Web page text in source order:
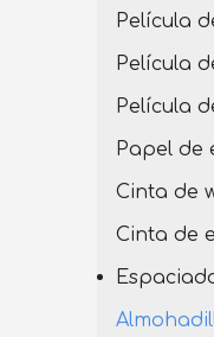
Cinta de
Cinta de